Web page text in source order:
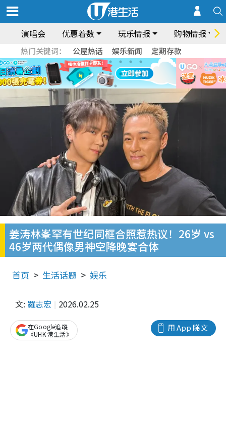
演唱会 优惠着数 玩乐情报 购物情报
热门关键词： 公屋热话 娱乐新闻 定期存款
姜涛林峯罕有世纪同框合照惹热议！26岁 vs
46岁两代偶像男神空降晚宴合体
首页 生活话题 娱乐
文: 羅志宏 2026.02.25
用 App 睇文
在Google追蹤
《UHK 港生活》